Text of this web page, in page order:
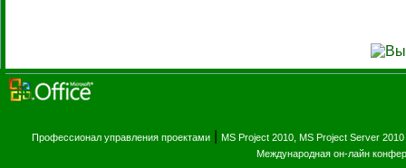
Профессионал управления проектами MS Project 2010, MS Project Server 2010
Международная он-лайн